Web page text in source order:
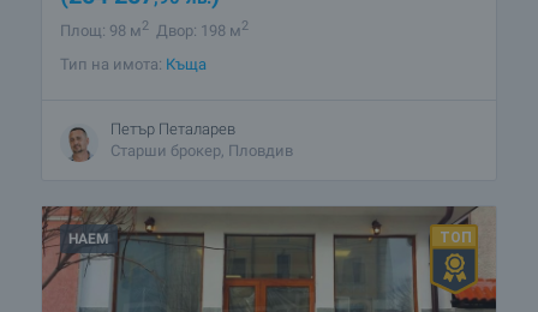
Площ: 98 м2 Двор: 198 м2
Тип на имота: Къща
Петър Петаларев
Старши брокер, Пловдив
НАЕМ